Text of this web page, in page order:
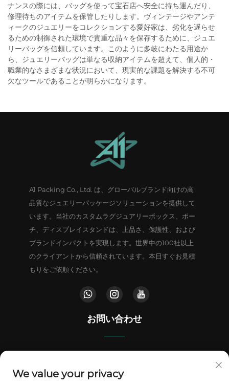
ナンスの際には、バッグを使って宝石店へ安全に持ち運んだり、
修理待ちのアイテムを保管したりします。ヴィンテージやアンテ
ィークのジュエリーをコレクションする愛好家は、劣化を遅らせ
るための制御された環境で貴重な品々を保存するために、ジュエ
リーバッグを信頼しています。このように多岐にわたる用途か
ら、ジュエリーバッグは単なる収納アイテムを超えて、個人的・
職業的なさまざまな状況において、現実的な課題を解決する不可
欠なツールであることが明らかになります。
A1 Packing Co., Ltd. は、グローバルブランド向けの高
品質なジュエリーパッケージソリューションを提供して
います。当社のカスタムラグジュアリーボックス、ポー
チ、ディスプレイスタンドは、上品さ、保護性、および
ブランドインパクトを実現します。世界中の100社以上
のクライアントから信頼されています。本日すぐお見積
もりをご依頼ください。
お問い合わせ
+86-18802602550
We value your privacy